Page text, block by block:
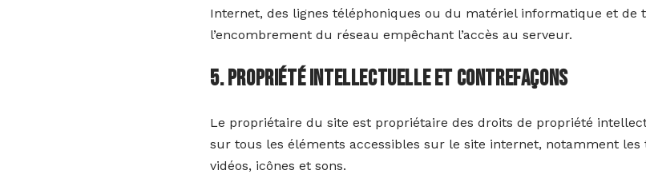
Internet, des lignes téléphoniques ou du matériel informatique et de
l’encombrement du réseau empêchant l’accès au serveur.
5. Propriété intellectuelle et contrefaçons
Le propriétaire du site est propriétaire des droits de propriété
sur tous les éléments accessibles sur le site internet, notamment les
vidéos, icônes et sons.